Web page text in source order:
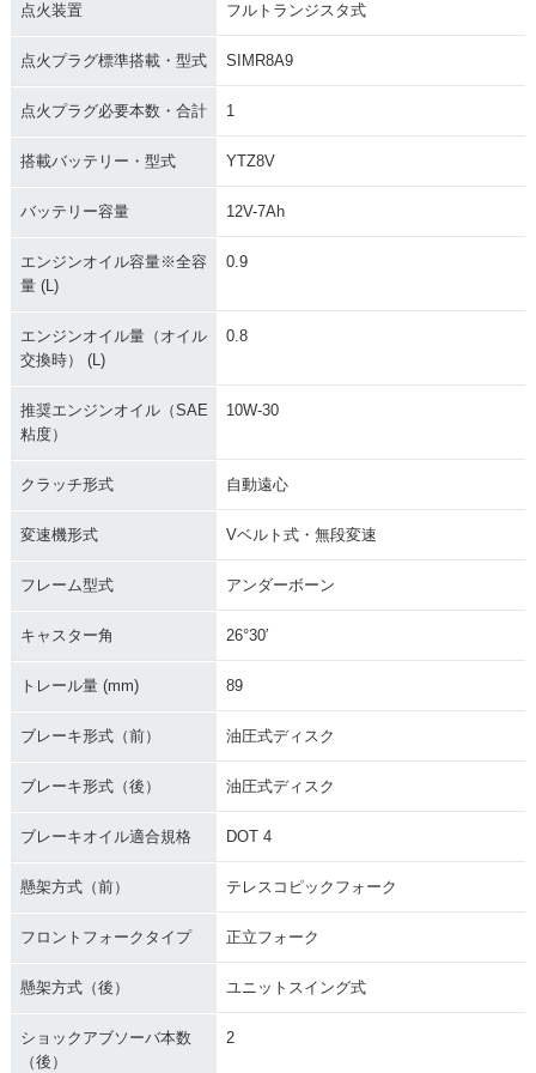
点火装置 フルトランジスタ式
点火プラグ標準搭載・型式 SIMR8A9
点火プラグ必要本数・合計 1
搭載バッテリー・型式 YTZ8V
バッテリー容量 12V-7Ah
エンジンオイル容量※全容
量 (L)
0.9
エンジンオイル量（オイル
交換時） (L)
0.8
推奨エンジンオイル（SAE
粘度）
10W-30
クラッチ形式 自動遠心
変速機形式 Vベルト式・無段変速
フレーム型式 アンダーボーン
キャスター角 26°30′
トレール量 (mm) 89
ブレーキ形式（前） 油圧式ディスク
ブレーキ形式（後） 油圧式ディスク
ブレーキオイル適合規格 DOT 4
懸架方式（前） テレスコピックフォーク
フロントフォークタイプ 正立フォーク
懸架方式（後） ユニットスイング式
ショックアブソーバ本数
（後）
2